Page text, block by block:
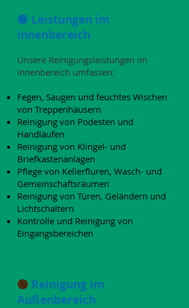
🟢 Leistungen im
Innenbereich
Unsere Reinigungsleistungen im
Innenbereich umfassen:​
Fegen, Saugen und feuchtes Wischen
von Treppenhäusern
Reinigung von Podesten und
Handläufen
Reinigung von Klingel- und
Briefkastenanlagen
Pflege von Kellerfluren, Wasch- und
Gemeinschaftsräumen
Reinigung von Türen, Geländern und
Lichtschaltern
Kontrolle und Reinigung von
Eingangsbereichen
​🟢 Reinigung im
Außenbereich